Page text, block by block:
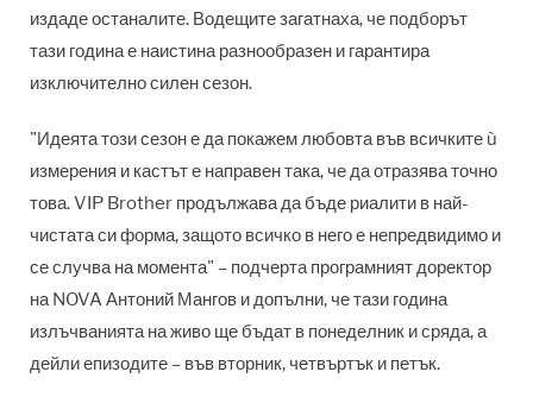
издаде останалите. Водещите загатнаха, че подборът
тази година е наистина разнообразен и гарантира
изключително силен сезон.
"Идеята този сезон е да покажем любовта във всичките ù
измерения и кастът е направен така, че да отразява точно
това. VIP Brother продължава да бъде риалити в най-
чистата си форма, защото всичко в него е непредвидимо и
се случва на момента" – подчерта програмният доректор
на NOVA Антоний Мангов и допълни, че тази година
излъчванията на живо ще бъдат в понеделник и сряда, а
дейли епизодите – във вторник, четвъртък и петък.